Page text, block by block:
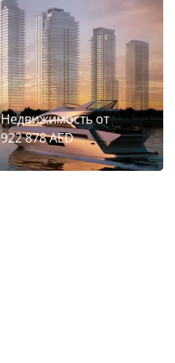
Недвижимость от
922 878 AED